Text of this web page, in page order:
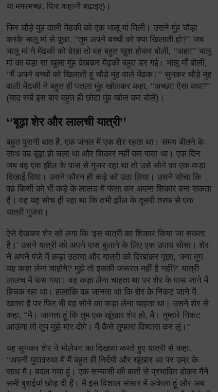
या मगरमच्छ, फिर कहानी बढ़ाइए)।
फिर चौड़े मुंह वाली मेंढकी को एक भालू मां मिली। उसने मुंह चौड़ा
करके भालू मां से पूछा, ‘‘तुम अपने बच्चों को क्या खिलाती हो?’’ जब
भालू मां ने मेंढकी को देखा तो वह बहुत खुश होकर बोली, ‘‘अहा!’’ भालू
मां का बड़ा सा खुला मुंह देखकर मेंढ़की बहुत डर गई। भालू माँ बोली,
‘‘मैं अपने बच्चों को खिलाती हूं चौड़े मुंह वाले मेंढक।’’ सुनकर चौड़े मुंह
वाली मेंढकी ने बहुत ही पतला मुंह खोलकर कहा, ‘‘अच्छा! ऐसा क्या?’’
(याद रखें इस बार बहुत ही छोटा मुंह खोल कर बोलें)।
‘‘बूढ़ा शेर और लालची यात्री’’
बहुत पुरानी बात है, एक जंगल में एक शेर रहता था। समय बीतने के
साथ वह बूढ़ा हो चला था और शिकार नहीं कर पाता था। एक दिन
जब वह एक झील के पास से गुजर रहा था तो उसे सोने का एक कड़ा
दिखाई दिया। उसने फौरन ही कड़े को उठा लिया। उसने सोचा कि
वह किसी को भी कड़े के लालच में फंसा कर अपना शिकार बना सकता
है। वह यह सोच ही रहा था कि तभी झील के दूसरी तरफ से एक
यात्री गुजरा।
ऐसे देखकर शेर को लगा कि ‘इस यात्री का शिकार किया जा सकता
है।’ उसने यात्री को अपने पास बुलाने के लिए एक उपाय सोचा। शेर
ने अपने पंजे में कड़ा उठाया और यात्री को दिखाकर पूछा, ‘क्या तुम
यह कड़ा लेना चाहोगे? मुझे तो इसकी जरूरत नहीं है नहीं?’ यात्री
लालच में फंस गया। वह कड़ा लेना चाहता था पर शेर के पास जाने में
हिचक रहा था। हालांकि वह जानता था कि शेर के निकट जाने में
खतरा है पर फिर भी वह सोने का कड़ा लेना चाहता था। उसने शेर से
कहा, ‘‘मै। जानता हूं कि तुम एक खूंखार शेर हो, मै। तुम्हारे निकट
आऊंगा तो तुम मुझे मार दोगे। मैं कैसे तुम्हारा विश्वास कर लूं।’’
यह सुनकर शेर ने भोलेपन का दिखावा करते हुए यात्री से कहा,
‘‘अपनी युवावस्था में मैं बहुत ही निर्दयी और खूंखार था पर उम्र के
साथ मै। बदल गया हूं। एक सन्यासी की बातों से प्रभावित होकर मैंने
सभी बुराईयां छोड़ दी हैं। मै इस विशाल संसार में अकेला हूं और अब